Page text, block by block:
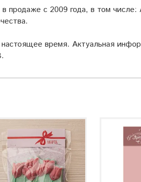
продаже с 2009 года, в том числе:
время. Актуальная